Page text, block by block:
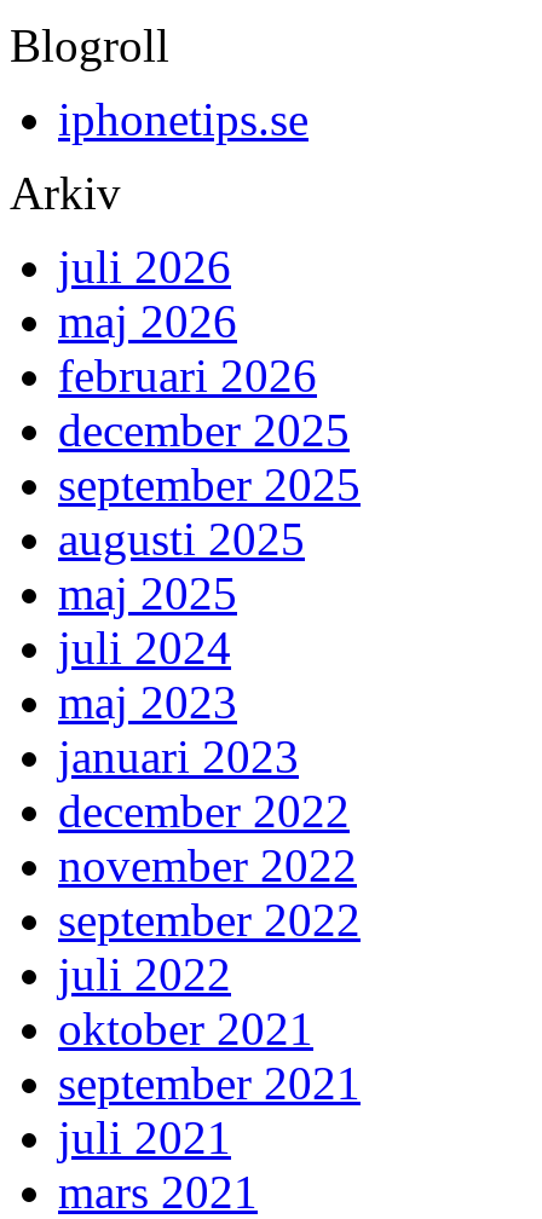
Blogroll
iphonetips.se
Arkiv
juli 2026
maj 2026
februari 2026
december 2025
september 2025
augusti 2025
maj 2025
juli 2024
maj 2023
januari 2023
december 2022
november 2022
september 2022
juli 2022
oktober 2021
september 2021
juli 2021
mars 2021